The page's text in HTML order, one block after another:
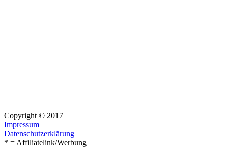
Copyright © 2017
Impressum
Datenschutzerklärung
* = Affiliatelink/Werbung